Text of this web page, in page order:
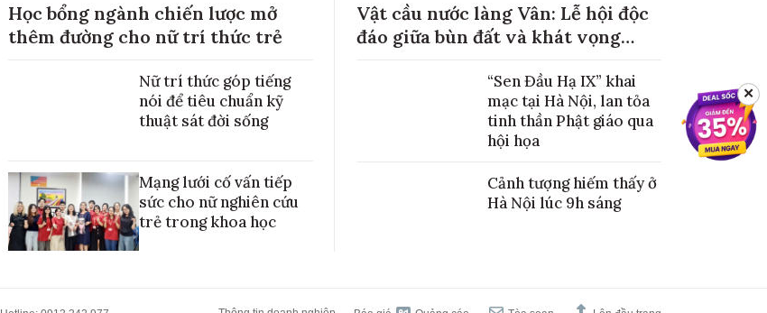
Học bổng ngành chiến lược mở
thêm đường cho nữ trí thức trẻ
Nữ trí thức góp tiếng
nói để tiêu chuẩn kỹ
thuật sát đời sống
Mạng lưới cố vấn tiếp
sức cho nữ nghiên cứu
trẻ trong khoa học
Vật cầu nước làng Vân: Lễ hội độc
đáo giữa bùn đất và khát vọng
“Sen Đầu Hạ IX” khai
mạc tại Hà Nội, lan tỏa
tinh thần Phật giáo qua
hội họa
Cảnh tượng hiếm thấy ở
Hà Nội lúc 9h sáng
✕